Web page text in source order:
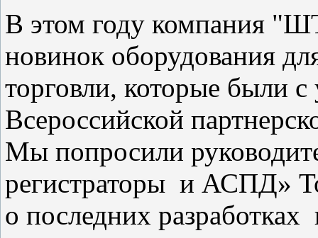
В этом году компания
новинок оборудования
торговли, которые были
Всероссийской
Мы попросили
регистраторы и АСПД»
о последних